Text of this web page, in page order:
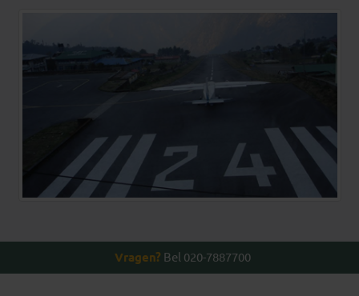
Vragen? Bel 020-7887700